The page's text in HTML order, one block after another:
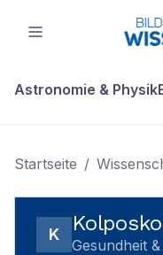
Astronomie & Physik
Startseite /
K
Gesundheit